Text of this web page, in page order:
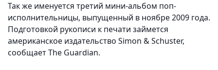
Так же именуется третий мини-альбом поп-
исполнительницы, выпущенный в ноябре 2009 года.
Подготовкой рукописи к печати займется
американское издательство Simon & Schuster,
сообщает The Guardian.